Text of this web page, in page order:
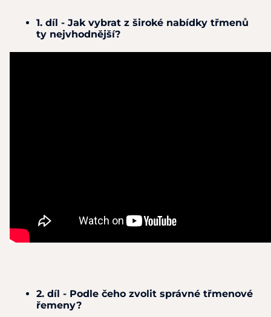
1. díl - Jak vybrat z široké nabídky třmenů
ty nejvhodnější?
2. díl - Podle čeho zvolit správné třmenové
řemeny?